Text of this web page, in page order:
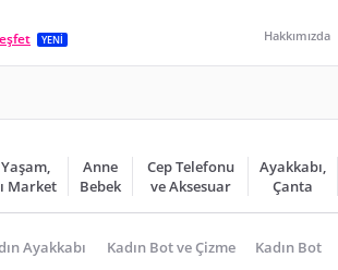
YENİ Hakkımızda
Yaşam,
Market
Anne
Bebek
Cep Telefonu
ve Aksesuar
Ayakkabı,
Çanta
Ayakkabı Kadın Bot ve Çizme Kadın Bot